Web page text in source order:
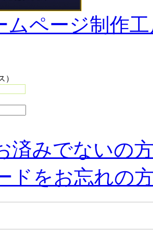
ムページ制作
）
済みでないの
ドをお忘れの